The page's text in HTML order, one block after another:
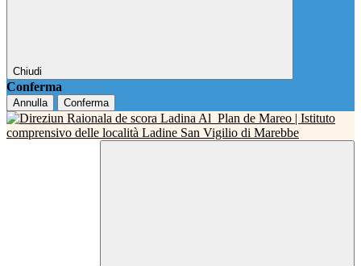
Chiudi
Conferma
Annulla Conferma